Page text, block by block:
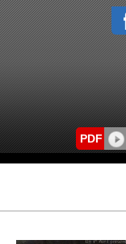
PDF